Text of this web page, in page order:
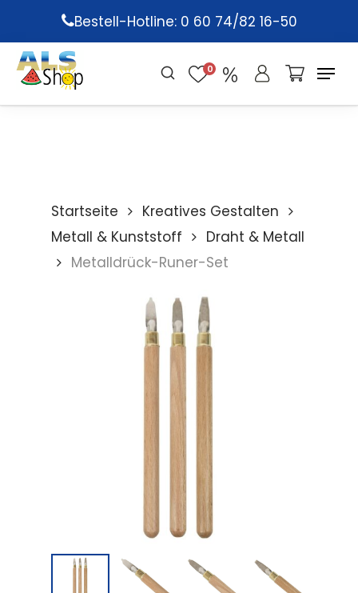
main
content
Bestell-Hotline: 0 60 74/82 16-50
0
Startseite
Kreatives Gestalten
Metall & Kunststoff
Draht & Metall
Metalldrück-Runer-Set